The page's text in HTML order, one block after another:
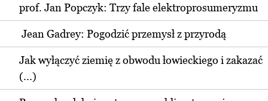
prof. Jan Popczyk: Trzy fale elektroprosumeryzmu
Jean Gadrey: Pogodzić przemysł z przyrodą
Jak wyłączyć ziemię z obwodu łowieckiego i zakazać
(...)